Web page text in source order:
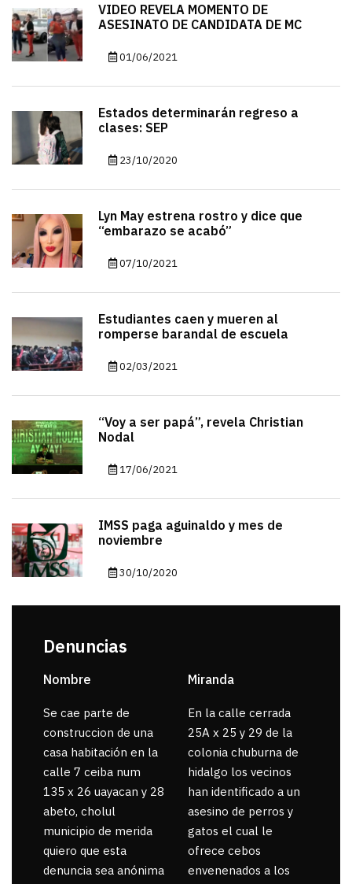
VIDEO REVELA MOMENTO DE
ASESINATO DE CANDIDATA DE MC
01/06/2021
Estados determinarán regreso a
clases: SEP
23/10/2020
Lyn May estrena rostro y dice que
“embarazo se acabó”
07/10/2021
Estudiantes caen y mueren al
romperse barandal de escuela
02/03/2021
“Voy a ser papá”, revela Christian
Nodal
17/06/2021
IMSS paga aguinaldo y mes de
noviembre
30/10/2020
Denuncias
Nombre
Se cae parte de
construccion de una
casa habitación en la
calle 7 ceiba num
135 x 26 uayacan y 28
abeto, cholul
municipio de merida
quiero que esta
denuncia sea anónima
Miranda
En la calle cerrada
25A x 25 y 29 de la
colonia chuburna de
hidalgo los vecinos
han identificado a un
asesino de perros y
gatos el cual le
ofrece cebos
envenenados a los